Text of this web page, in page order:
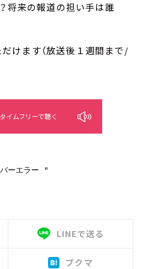
将来の報道の担い手は誰
けます（放送後１週間まで/
タイムフリーで聴く
LINEで送る
ブクマ